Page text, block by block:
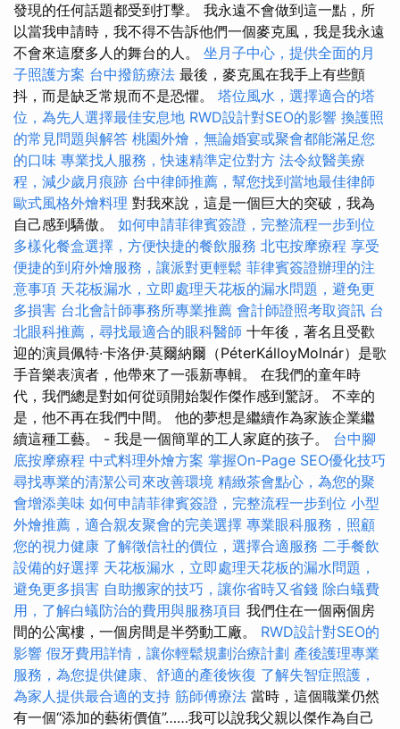
發現的任何話題都受到打擊。 我永遠不會做到這一點，所
以當我申請時，我不得不告訴他們一個麥克風，我是我永遠
不會來這麼多人的舞台的人。 坐月子中心，提供全面的月
子照護方案 台中撥筋療法 最後，麥克風在我手上有些顫
抖，而是缺乏常規而不是恐懼。 塔位風水，選擇適合的塔
位，為先人選擇最佳安息地 RWD設計對SEO的影響 換護照
的常見問題與解答 桃園外燴，無論婚宴或聚會都能滿足您
的口味 專業找人服務，快速精準定位對方 法令紋醫美療
程，減少歲月痕跡 台中律師推薦，幫您找到當地最佳律師
歐式風格外燴料理 對我來說，這是一個巨大的突破，我為
自己感到驕傲。 如何申請菲律賓簽證，完整流程一步到位
多樣化餐盒選擇，方便快捷的餐飲服務 北屯按摩療程 享受
便捷的到府外燴服務，讓派對更輕鬆 菲律賓簽證辦理的注
意事項 天花板漏水，立即處理天花板的漏水問題，避免更
多損害 台北會計師事務所專業推薦 會計師證照考取資訊 台
北眼科推薦，尋找最適合的眼科醫師 十年後，著名且受歡
迎的演員佩特·卡洛伊·莫爾納爾（PéterKálloyMolnár）是歌
手音樂表演者，他帶來了一張新專輯。 在我們的童年時
代，我們總是對如何從頭開始製作傑作感到驚訝。 不幸的
是，他不再在我們中間。 他的夢想是繼續作為家族企業繼
續這種工藝。 - 我是一個簡單的工人家庭的孩子。 台中腳
底按摩療程 中式料理外燴方案 掌握On-Page SEO優化技巧
尋找專業的清潔公司來改善環境 精緻茶會點心，為您的聚
會增添美味 如何申請菲律賓簽證，完整流程一步到位 小型
外燴推薦，適合親友聚會的完美選擇 專業眼科服務，照顧
您的視力健康 了解徵信社的價位，選擇合適服務 二手餐飲
設備的好選擇 天花板漏水，立即處理天花板的漏水問題，
避免更多損害 自助搬家的技巧，讓你省時又省錢 除白蟻費
用，了解白蟻防治的費用與服務項目 我們住在一個兩個房
間的公寓樓，一個房間是半勞動工廠。 RWD設計對SEO的
影響 假牙費用詳情，讓你輕鬆規劃治療計劃 產後護理專業
服務，為您提供健康、舒適的產後恢復 了解失智症照護，
為家人提供最合適的支持 筋師傅療法 當時，這個職業仍然
有一個“添加的藝術價值”……我可以說我父親以傑作為自己